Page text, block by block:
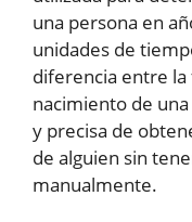
una persona en
unidades de
diferencia entre la
nacimiento de
y precisa de
de alguien sin
manualmente.